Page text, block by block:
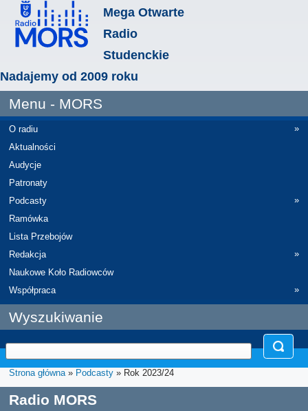
Mega Otwarte
Radio
Studenckie
Nadajemy od 2009 roku
Menu - MORS
O radiu
»
Aktualności
Audycje
Patronaty
Podcasty
»
Ramówka
Lista Przebojów
Redakcja
»
Naukowe Koło Radiowców
Współpraca
»
Wyszukiwanie
Strona główna» Podcasty » Rok 2023/24
Radio MORS